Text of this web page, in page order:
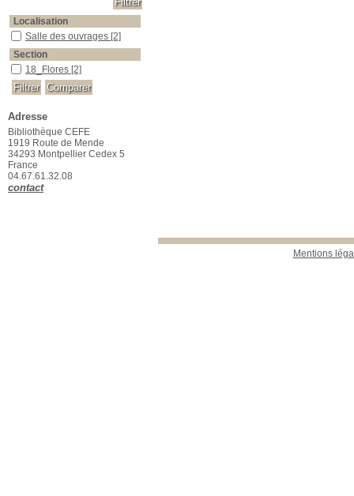
Mentions
Localisation
Salle des ouvrages
Salle des ouvrages [2]
Section
18_Flores
18_Flores [2]
Adresse
Bibliothèque CEFE
1919 Route de Mende
34293 Montpellier Cedex 5
France
04.67.61.32.08
contact